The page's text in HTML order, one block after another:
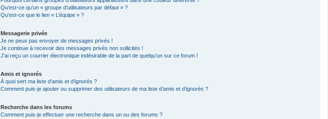
Qu’est-ce qu’un « groupe d’utilisateurs par défaut » ?
Qu’est-ce que le lien « L’équipe » ?
Messagerie privée
Je ne peux pas envoyer de messages privés !
Je continue à recevoir des messages privés non sollicités !
J’ai reçu un courrier électronique indésirable de la part de quelqu’un sur ce forum !
Amis et ignorés
À quoi sert ma liste d’amis et d’ignorés ?
Comment puis-je ajouter ou supprimer des utilisateurs de ma liste d’amis et d’ignorés ?
Recherche dans les forums
Comment puis-je effectuer une recherche dans un ou des forums ?